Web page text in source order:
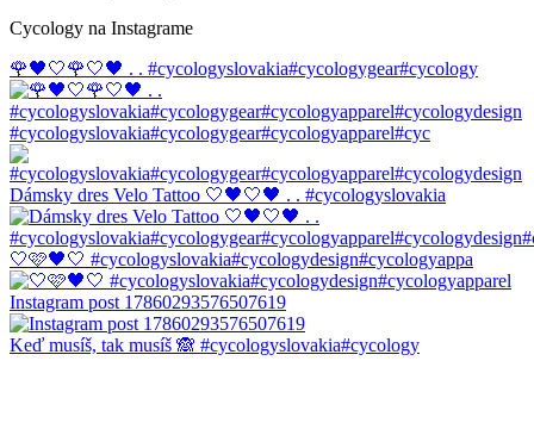
Cycology na Instagrame
🌹🖤🤍🌹🤍🖤 . . #cycologyslovakia#cycologygear#cycology
#cycologyslovakia#cycologygear#cycologyapparel#cyc
Dámsky dres Velo Tattoo 🤍🖤🤍🖤 . . #cycologyslovakia
🤍🩷🖤🤍 #cycologyslovakia#cycologydesign#cycologyappa
Instagram post 17860293576507619
Keď musíš, tak musíš 🙈 #cycologyslovakia#cycology